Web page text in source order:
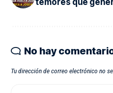
temores que
No hay
Tu dirección de correo electrónico no